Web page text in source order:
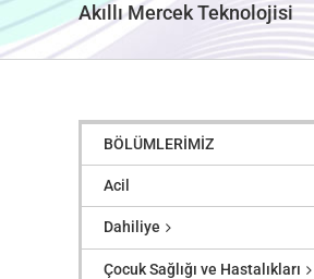
Akıllı Mercek Teknolojisi
BÖLÜMLERİMİZ
Acil
Dahiliye
Çocuk Sağlığı ve Hastalıkları